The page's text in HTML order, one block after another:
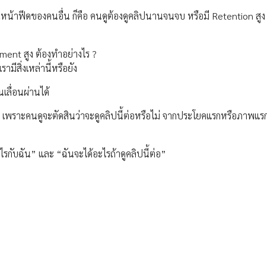
าฟีดของคนอื่น ก็คือ คนดูต้องดูคลิปนานจนจบ หรือมี Retention สูง
สูง ต้องทำอย่างไร ?
ามีสิ่งเหล่านี้หรือยัง
ลื่อนผ่านได้
พราะคนดูจะตัดสินว่าจะดูคลิปนี้ต่อหรือไม่ จากประโยคแรกหรือภาพแ
กับฉัน” และ “ฉันจะได้อะไรถ้าดูคลิปนี้ต่อ”